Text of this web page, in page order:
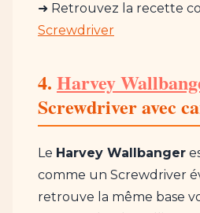
➜ Retrouvez la recette
Screwdriver
4. Harvey
Screwdriver avec
Le Harvey Wallbanger
comme un Screwdriver
retrouve la même base